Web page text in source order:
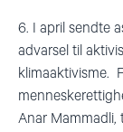
6. I april sendte
advarsel til
klimaaktivisme.
Anar Mammadli,